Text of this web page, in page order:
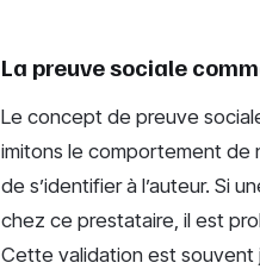
La preuve sociale
Le concept de preuve
imitons le comportement de
de s’identifier à l’auteur. Si
chez ce prestataire, il est
Cette validation est souvent